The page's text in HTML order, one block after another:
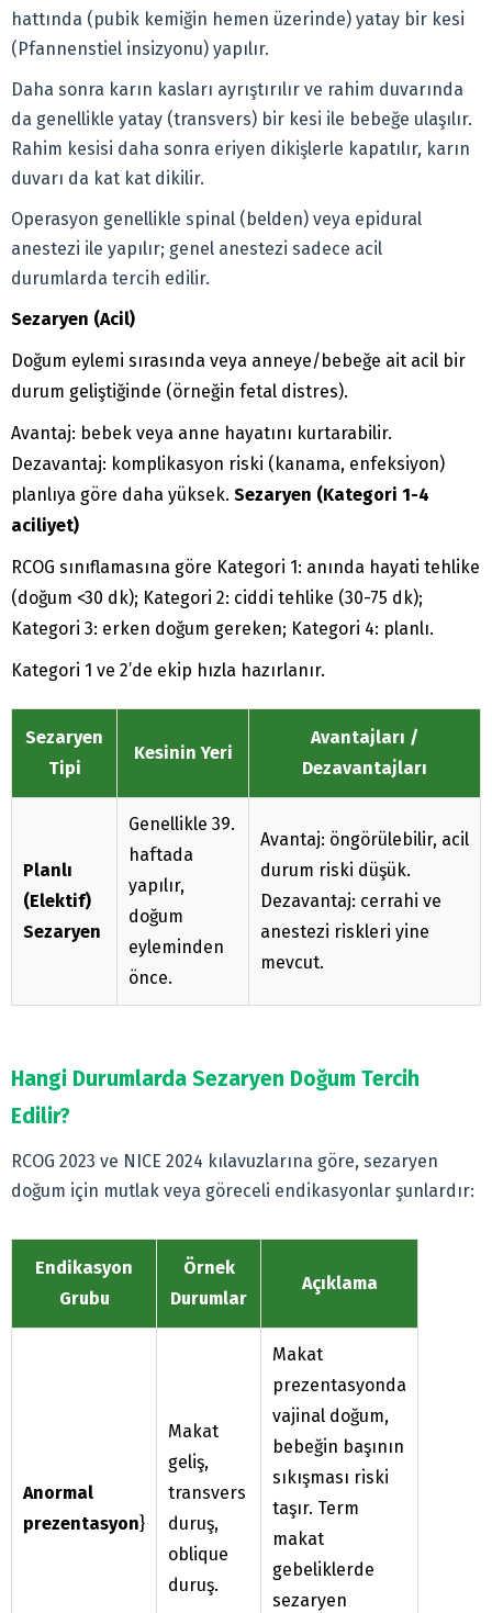
hattında (pubik kemiğin hemen üzerinde) yatay bir kesi
(Pfannenstiel insizyonu) yapılır.
Daha sonra karın kasları ayrıştırılır ve rahim duvarında
da genellikle yatay (transvers) bir kesi ile bebeğe ulaşılır.
Rahim kesisi daha sonra eriyen dikişlerle kapatılır, karın
duvarı da kat kat dikilir.
Operasyon genellikle spinal (belden) veya epidural
anestezi ile yapılır; genel anestezi sadece acil
durumlarda tercih edilir.
Sezaryen (Acil)
Doğum eylemi sırasında veya anneye/bebeğe ait acil bir
durum geliştiğinde (örneğin fetal distres).
Avantaj: bebek veya anne hayatını kurtarabilir.
Dezavantaj: komplikasyon riski (kanama, enfeksiyon)
planlıya göre daha yüksek. Sezaryen (Kategori 1-4
aciliyet)
RCOG sınıflamasına göre Kategori 1: anında hayati tehlike
(doğum <30 dk); Kategori 2: ciddi tehlike (30-75 dk);
Kategori 3: erken doğum gereken; Kategori 4: planlı.
Kategori 1 ve 2’de ekip hızla hazırlanır.
Sezaryen
Tipi
Kesinin Yeri
Avantajları /
Dezavantajları
Planlı
(Elektif)
Sezaryen
Genellikle 39.
haftada
yapılır,
doğum
eyleminden
önce.
Avantaj: öngörülebilir, acil
durum riski düşük.
Dezavantaj: cerrahi ve
anestezi riskleri yine
mevcut.
Hangi Durumlarda Sezaryen Doğum Tercih
Edilir?
RCOG 2023 ve NICE 2024 kılavuzlarına göre, sezaryen
doğum için mutlak veya göreceli endikasyonlar şunlardır:
Endikasyon
Grubu
Örnek
Durumlar
Açıklama
Anormal
prezentasyon}
Makat
geliş,
transvers
duruş,
oblique
duruş.
Makat
prezentasyonda
vajinal doğum,
bebeğin başının
sıkışması riski
taşır. Term
makat
gebeliklerde
sezaryen